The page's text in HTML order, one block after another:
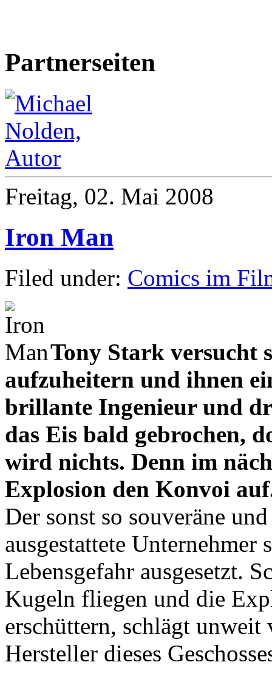
Partnerseiten
Freitag, 02. Mai 2008
Iron Man
Filed under: Comics im
Tony Stark versucht
aufzuheitern und ihnen
brillante Ingenieur und
das Eis bald gebrochen,
wird nichts. Denn im
Explosion den Konvoi
Der sonst so souveräne
ausgestattete
Lebensgefahr ausgesetzt.
Kugeln fliegen und die
erschüttern, schlägt
Hersteller dieses